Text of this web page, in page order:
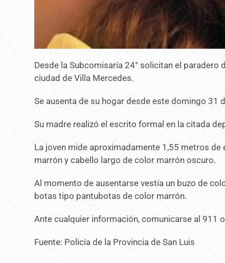
Desde la Subcomisaría 24° solicitan el paradero
ciudad de Villa Mercedes.
Se ausenta de su hogar desde este domingo 31
Su madre realizó el escrito formal en la citada
La joven mide aproximadamente 1,55 metros
marrón y cabello largo de color marrón oscuro.
Al momento de ausentarse vestía un buzo de
botas tipo pantubotas de color marrón.
Ante cualquier información, comunicarse al 911
Fuente: Policía de la Provincia de San Luis